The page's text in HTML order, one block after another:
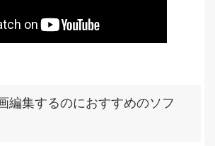
編集するのにおすすめのソフ